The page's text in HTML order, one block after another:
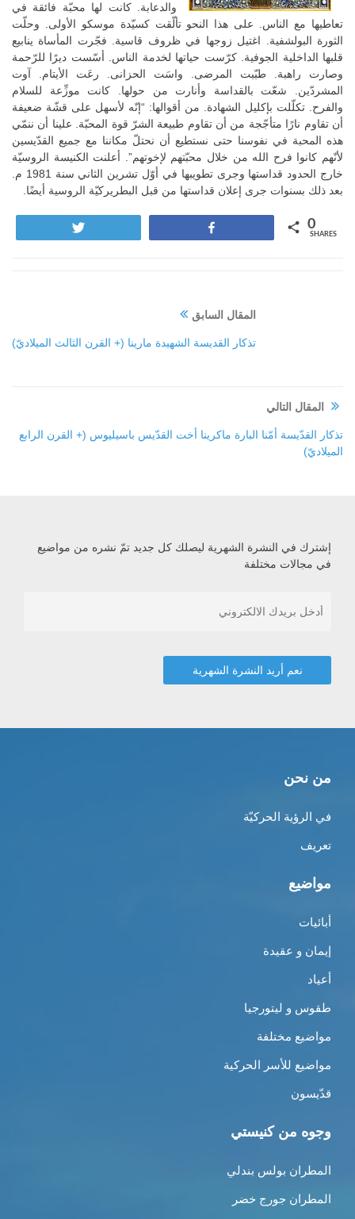
والدعابة. كانت لها محبّة فائقة في
تعاطيها مع الناس. على هذا النحو تألّقت كسيّدة موسكو الأولى. وحلّت
الثورة البولشفية. اغتيل زوجها في ظروف قاسية. فجّرت المأساة ينابيع
قلبها الداخلية الجوفية. كرّست حياتها لخدمة الناس. أسّست ديرًا للرّحمة
وصارت راهبة. طبّبت المرضى. واسَت الحزانى. رعَت الأيتام. آوت
المشردّين. شعّت بالقداسة وأنارت من حولها. كانت موزِّعة للسلام
والفرح. تكلّلت بإكليل الشهادة. من أقوالها: “إنّه لأسهل على قشّة ضعيفة
أن تقاوم نارًا متأجّجة من أن تقاوم طبيعة الشرّ قوة المحبّة. علينا أن ننمّي
هذه المحبة في نفوسنا حتى نستطيع أن نحتلّ مكاننا مع جميع القدّيسين
لأنّهم كانوا فرح الله من خلال محبّتهم لإخوتهم”. أعلنت الكنيسة الروسيّة
خارج الحدود قداستها وجرى تطويبها في أوّل تشرين الثاني سنة 1981 م.
بعد ذلك بسنوات جرى إعلان قداستها من قبل البطريركيّة الروسية أيضًا.
0
SHARES
المقال السابق
تذكار القديسة الشهيدة مارينا (+ القرن الثالث الميلاديّ)
المقال التالي
تذكار القدّيسة أمّنا البارة ماكرينا أخت القدّيس باسيليوس (+ القرن الرابع
الميلاديّ)
إشترك في النشرة الشهرية ليصلك كل جديد تمّ نشره من مواضيع
في مجالات مختلفة
من نحن
في الرؤية الحركيّة
تعريف
مواضيع
أبائيات
إيمان و عقيدة
أعياد
طقوس و ليتورجيا
مواضيع مختلفة
مواضيع للأسر الحركية
قدّيسون
وجوه من كنيستي
المطران بولس بندلي
المطران جورج خضر